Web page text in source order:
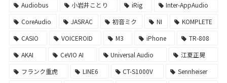
Audiobus
小岩井ことり iRig
Inter-AppAudio
CoreAudio
JASRAC 初音ミク NI
KOMPLETE
CASIO
VOICEROID M3 iPhone
TR-808
AKAI
CeVIO AI Universal Audio
江夏正晃
フランク重虎
LINE6 CT-S1000V
Sennheiser